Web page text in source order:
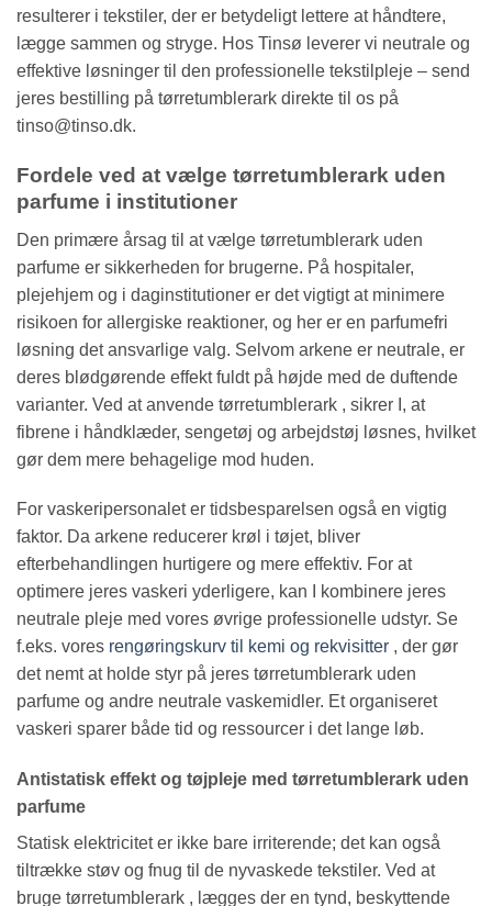
resulterer i tekstiler, der er betydeligt lettere at håndtere,
lægge sammen og stryge. Hos Tinsø leverer vi neutrale og
effektive løsninger til den professionelle tekstilpleje – send
jeres bestilling på tørretumblerark direkte til os på
tinso@tinso.dk.
Fordele ved at vælge tørretumblerark uden
parfume i institutioner
Den primære årsag til at vælge tørretumblerark uden
parfume er sikkerheden for brugerne. På hospitaler,
plejehjem og i daginstitutioner er det vigtigt at minimere
risikoen for allergiske reaktioner, og her er en parfumefri
løsning det ansvarlige valg. Selvom arkene er neutrale, er
deres blødgørende effekt fuldt på højde med de duftende
varianter. Ved at anvende tørretumblerark , sikrer I, at
fibrene i håndklæder, sengetøj og arbejdstøj løsnes, hvilket
gør dem mere behagelige mod huden.
For vaskeripersonalet er tidsbesparelsen også en vigtig
faktor. Da arkene reducerer krøl i tøjet, bliver
efterbehandlingen hurtigere og mere effektiv. For at
optimere jeres vaskeri yderligere, kan I kombinere jeres
neutrale pleje med vores øvrige professionelle udstyr. Se
f.eks. vores rengøringskurv til kemi og rekvisitter , der gør
det nemt at holde styr på jeres tørretumblerark uden
parfume og andre neutrale vaskemidler. Et organiseret
vaskeri sparer både tid og ressourcer i det lange løb.
Antistatisk effekt og tøjpleje med tørretumblerark uden
parfume
Statisk elektricitet er ikke bare irriterende; det kan også
tiltrække støv og fnug til de nyvaskede tekstiler. Ved at
bruge tørretumblerark , lægges der en tynd, beskyttende